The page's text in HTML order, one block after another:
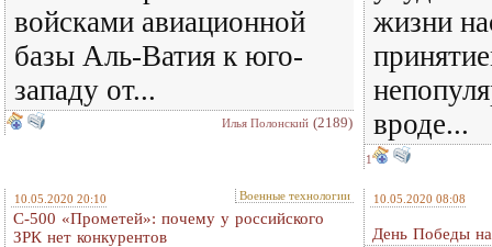
войсками авиационной
базы Аль-Ватия к юго-
западу от...
Илья Полонский (2189)
жизни
вроде...
1
10.05.2020 20:10 Военные технологии
С-500 «Прометей»: почему у российского
ЗРК нет конкурентов
10.05.2020 08:08
День Победы на